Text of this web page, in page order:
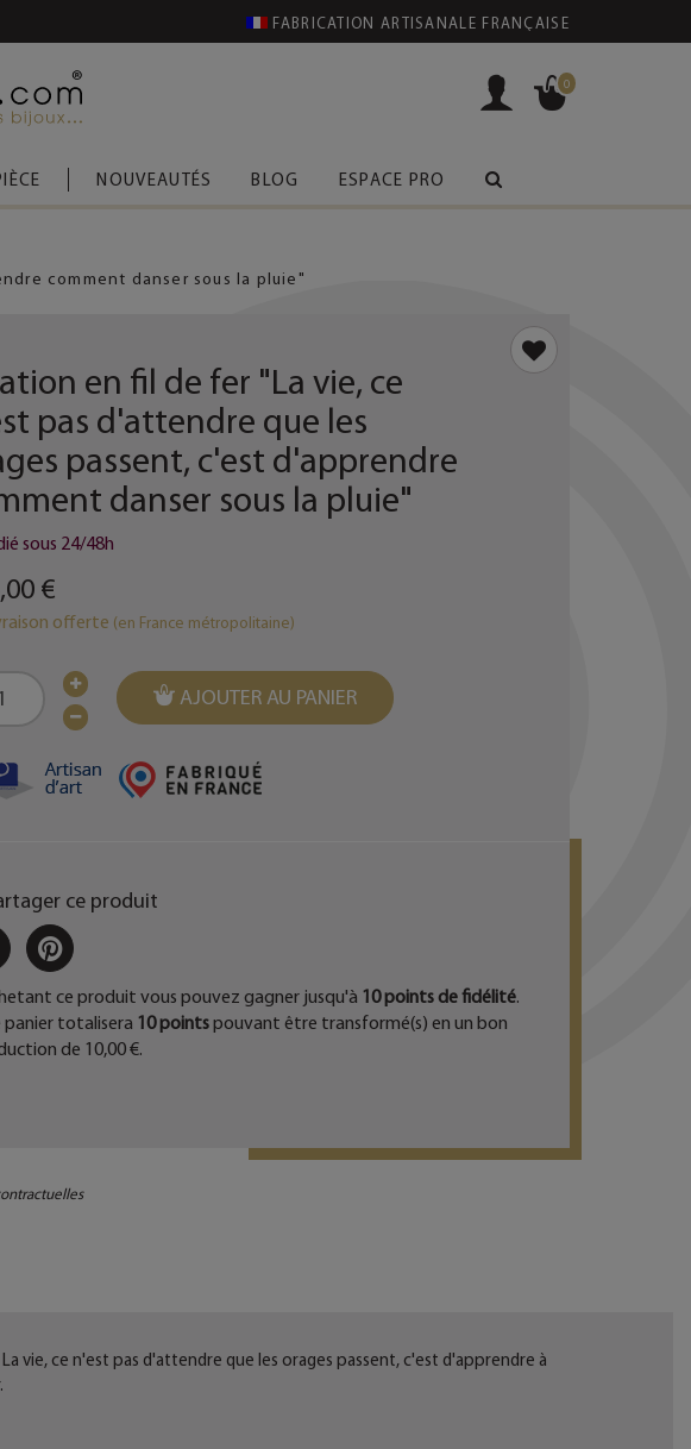
FABRICATION ARTISANALE FRANÇAISE
0
NOUVEAUTÉS BLOG ESPACE PRO
comment danser sous la pluie"
en fil de fer "La vie, ce
pas d'attendre que les
passent, c'est d'apprendre
danser sous la pluie"
sous 24/48h
€
offerte (en France métropolitaine)
AJOUTER AU PANIER
ce produit
PARTAGERPINTEREST
ce produit vous pouvez gagner jusqu'à 10points de fidélité.
panier totalisera 10pointspouvant être transformé(s) en un bon
de 10,00 €.
vie, ce n'est pas d'attendre que les orages passent, c'est d'apprendre à